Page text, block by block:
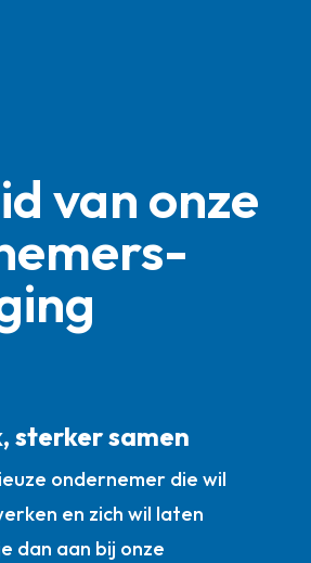
van onze
sterker samen
ondernemer die wil
en zich wil laten
dan aan bij onze